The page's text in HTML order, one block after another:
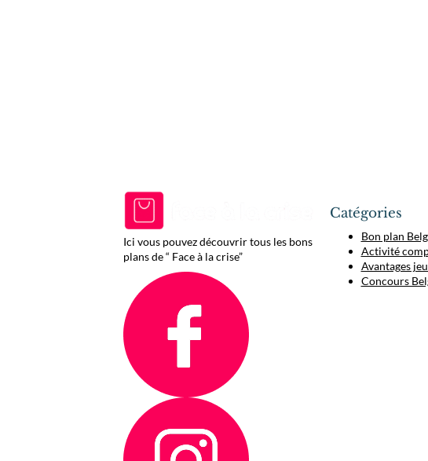
Ici vous pouvez découvrir tous les bons
plans de “ Face à la crise”
Catégories
Bon plan
Activité
Avantages
Concours